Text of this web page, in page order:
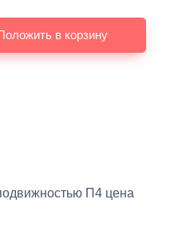
в корзину
П4 цена